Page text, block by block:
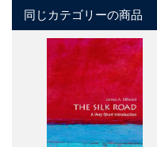
同じカテゴリーの商品